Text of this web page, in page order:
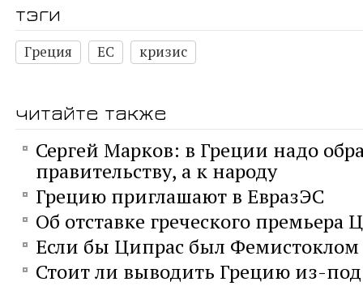
тэги
Греция ЕС кризис
читайте также
Сергей Марков: в Греции надо
правительству, а к народу
Грецию приглашают в ЕвразЭС
Об отставке греческого премьера
Если бы Ципрас был Фемистоклом
Стоит ли выводить Грецию из-